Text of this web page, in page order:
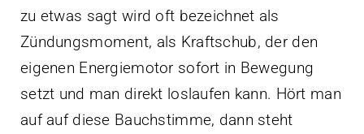
zu etwas sagt wird oft bezeichnet als
Zündungsmoment, als Kraftschub, der den
eigenen Energiemotor sofort in Bewegung
setzt und man direkt loslaufen kann. Hört man
auf auf diese Bauchstimme, dann steht